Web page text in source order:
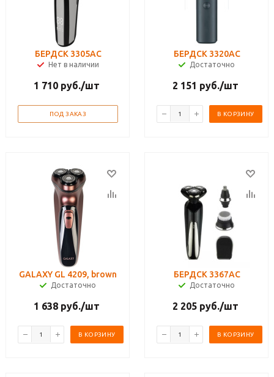
БЕРДСК 3305АС
Нет в наличии
1 710 руб./шт
ПОД ЗАКАЗ
БЕРДСК 3320АС
Достаточно
2 151 руб./шт
В КОРЗИНУ
GALAXY GL 4209, brown
Достаточно
1 638 руб./шт
В КОРЗИНУ
БЕРДСК 3367АС
Достаточно
2 205 руб./шт
В КОРЗИНУ